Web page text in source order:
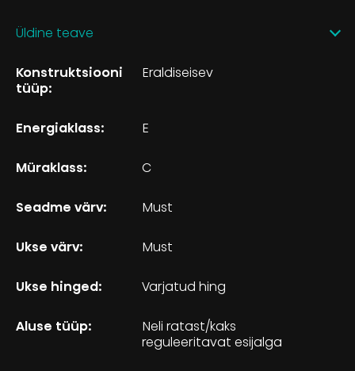
Üldine teave
Konstruktsiooni
tüüp:
Eraldiseisev
Energiaklass: E
Müraklass: C
Seadme värv: Must
Ukse värv: Must
Ukse hinged: Varjatud hing
Aluse tüüp:
Neli ratast/kaks
reguleeritavat esijalga